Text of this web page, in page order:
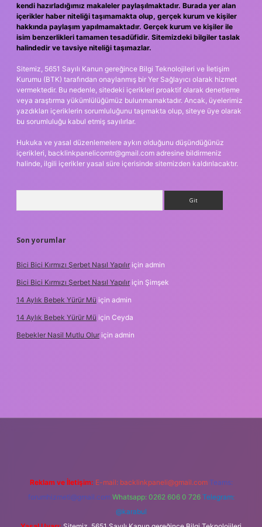
kendi hazırladığımız makaleler paylaşılmaktadır. Burada yer alan
içerikler haber niteliği taşımamakta olup, gerçek kurum ve kişiler
hakkında paylaşım yapılmamaktadır. Gerçek kurum ve kişiler ile
isim benzerlikleri tamamen tesadüfidir. Sitemizdeki bilgiler taslak
halindedir ve tavsiye niteliği taşımazlar.
Sitemiz, 5651 Sayılı Kanun gereğince Bilgi Teknolojileri ve İletişim
Kurumu (BTK) tarafından onaylanmış bir Yer Sağlayıcı olarak hizmet
vermektedir. Bu nedenle, sitedeki içerikleri proaktif olarak denetleme
veya araştırma yükümlülüğümüz bulunmamaktadır. Ancak, üyelerimiz
yazdıkları içeriklerin sorumluluğunu taşımakta olup, siteye üye olarak
bu sorumluluğu kabul etmiş sayılırlar.
Hukuka ve yasal düzenlemelere aykırı olduğunu düşündüğünüz
içerikleri, backlinkpanelicomtr@gmail.com adresine bildirmeniz
halinde, ilgili içerikler yasal süre içerisinde sitemizden kaldırılacaktır.
Son yorumlar
Bici Bici Kırmızı Şerbet Nasıl Yapılır için admin
Bici Bici Kırmızı Şerbet Nasıl Yapılır için Şimşek
14 Aylık Bebek Yürür Mü için admin
14 Aylık Bebek Yürür Mü için Ceyda
Bebekler Nasil Mutlu Olur için admin
Reklam ve İletişim: E-mail: backlinkpaneli@gmail.com Teams:
forumhizmeti@gmail.com Whatsapp: 0262 606 0 726 Telegram:
@karabul